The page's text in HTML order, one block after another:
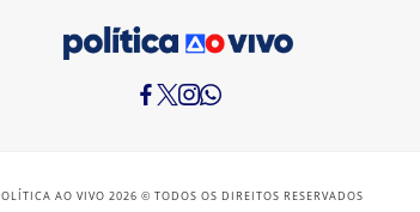
AO VIVO 2026 © TODOS OS DIREITOS RESERVADOS